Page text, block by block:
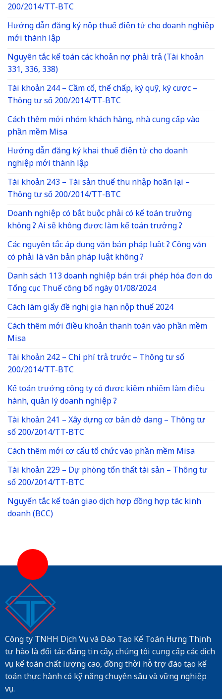
200/2014/TT-BTC
Hướng dẫn đăng ký nộp thuế điện tử cho doanh nghiệp
mới thành lập
Nguyên tắc kế toán các khoản nợ phải trả (Tài khoản
331, 336, 338)
Tài khoản 244 – Cầm cố, thế chấp, ký quỹ, ký cược –
Thông tư số 200/2014/TT-BTC
Cách thêm mới nhóm khách hàng, nhà cung cấp vào
phần mềm Misa
Hướng dẫn đăng ký khai thuế điện tử cho doanh
nghiệp mới thành lập
Tài khoản 243 – Tài sản thuế thu nhập hoãn lại –
Thông tư số 200/2014/TT-BTC
Doanh nghiệp có bắt buộc phải có kế toán trưởng
không ? Ai sẽ không được làm kế toán trưởng ?
Các nguyên tắc áp dụng văn bản pháp luật ? Công văn
có phải là văn bản pháp luật không ?
Danh sách 113 doanh nghiệp bán trái phép hóa đơn do
Tổng cục Thuế công bố ngày 01/08/2024
Cách làm giấy đề nghị gia hạn nộp thuế 2024
Cách thêm mới điều khoản thanh toán vào phần mềm
Misa
Tài khoản 242 – Chi phí trả trước – Thông tư số
200/2014/TT-BTC
Kế toán trưởng công ty có được kiêm nhiệm làm điều
hành, quản lý doanh nghiệp ?
Tài khoản 241 – Xây dựng cơ bản dở dang – Thông tư
số 200/2014/TT-BTC
Cách thêm mới cơ cấu tổ chức vào phần mềm Misa
Tài khoản 229 – Dự phòng tổn thất tài sản – Thông tư
số 200/2014/TT-BTC
Nguyến tắc kế toán giao dịch hợp đồng hợp tác kinh
doanh (BCC)
Công ty TNHH Dịch Vụ và Đào Tạo Kế Toán Hưng Thịnh
tự hào là đối tác đáng tin cậy, chúng tôi cung cấp các dịch
vụ kế toán chất lượng cao, đồng thời hỗ trợ đào tạo kế
toán thực hành có kỹ năng chuyên sâu và vững nghiệp
vụ.